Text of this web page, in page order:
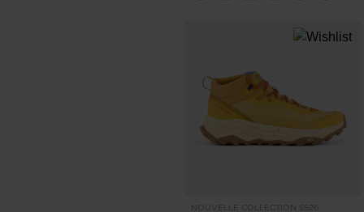
NOUVELLE COLLECTION SS26